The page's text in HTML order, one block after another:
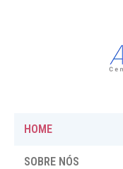
HOME
SOBRE NÓS